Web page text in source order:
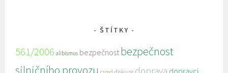
ŠTÍTKY
561/2006 alibismus bezpečnost bezpečnost
silničního provozu
doprava